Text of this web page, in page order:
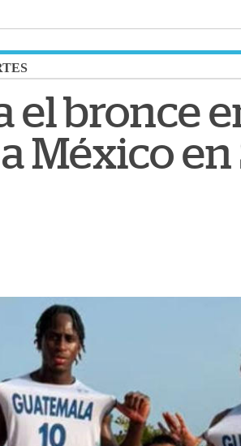
el bronce
México en